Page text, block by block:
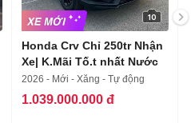
10
Honda Crv Chỉ 250tr Nhận
Xe| K.Mãi Tố.t nhất Nước
2026 - Mới - Xăng - Tự động
1.039.000.000 đ